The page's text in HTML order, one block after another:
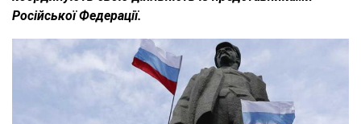
Російської Федерації.